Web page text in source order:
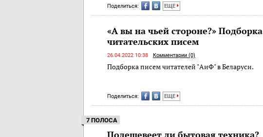
Поделиться: ЕЩЕ
«А вы на чьей стороне?» Подборка
читательских писем
26.04.2022 10:38 Комментарии (0)
Подборка писем читателей "АиФ" в Беларуси.
Поделиться: ЕЩЕ
7 ПОЛОСА